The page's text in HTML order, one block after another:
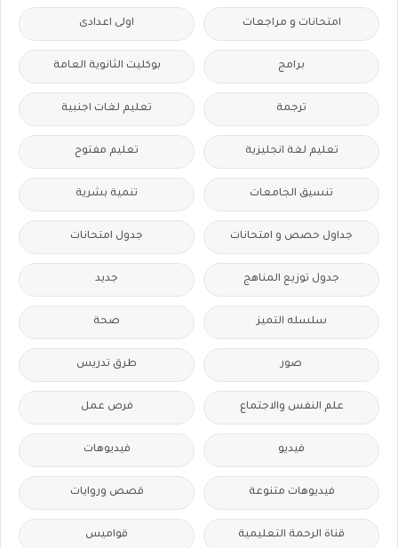
امتحانات و مراجعات اولى اعدادى
برامج بوكليت الثانوية العامة
ترجمة تعليم لغات اجنبية
تعليم لغة انجليزية تعليم مفتوح
تنسيق الجامعات تنمية بشرية
جداول حصص و امتحانات جدول امتحانات
جدول توزيع المناهج جديد
سلسله التميز صحة
صور طرق تدريس
علم النفس والاجتماع فرص عمل
فيديو فيديوهات
فيديوهات متنوعة قصص وروايات
قناة الرحمة التعليمية قواميس